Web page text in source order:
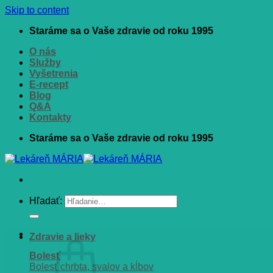
Skip to content
Staráme sa o Vaše zdravie od roku 1995
O nás
Služby
Vyšetrenia
E-recept
Blog
Q&A
Kontakty
Staráme sa o Vaše zdravie od roku 1995
Hľadať:
Zdravie a lieky
Bolesť
Bolesť chrbta, svalov a kĺbov